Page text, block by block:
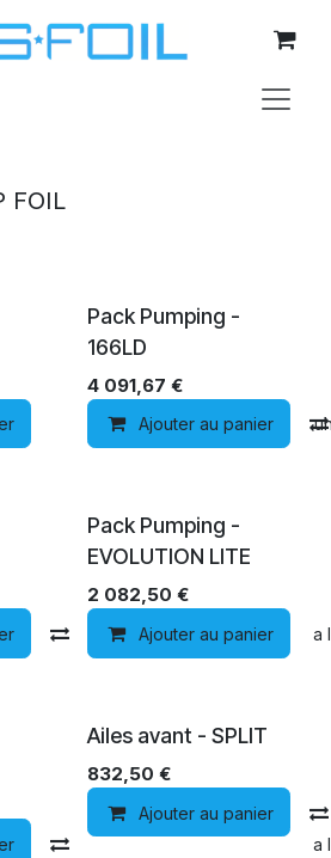
FOIL
Ajouter à la liste de
Précommande
Pack Pumping -
166LD
4 091,67 €
Ajouter au panier
Comparer Ajouter à la
Pack Pumping -
EVOLUTION LITE
2 082,50 €
Ajouter au panier
Ajouter à
Première Mondiale
Ailes avant - SPLIT
832,50 €
Ajouter au panier